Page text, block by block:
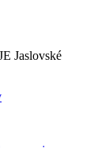
Jaslovské